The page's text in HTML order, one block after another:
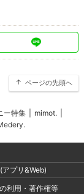
ページの先頭へ
ー特集 mimot.
アプリ&Web)
利用・著作権等